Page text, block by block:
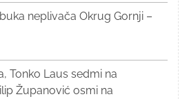
neplivača Okrug Gornji –
Tonko Laus sedmi na
Županović osmi na